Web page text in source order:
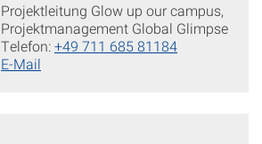
Projektleitung Glow up our campus,
Projektmanagement Global Glimpse
Telefon:+49 711 685 81184
E-Mail